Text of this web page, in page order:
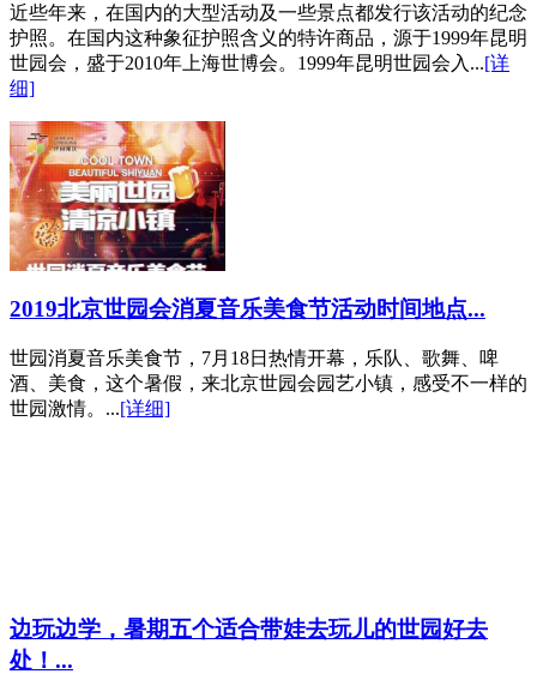
近些年来，在国内的大型活动及一些景点都发行该活动的纪念
护照。在国内这种象征护照含义的特许商品，源于1999年昆明
世园会，盛于2010年上海世博会。1999年昆明世园会入...[详
细]
2019北京世园会消夏音乐美食节活动时间地点...
世园消夏音乐美食节，7月18日热情开幕，乐队、歌舞、啤
酒、美食，这个暑假，来北京世园会园艺小镇，感受不一样的
世园激情。...[详细]
边玩边学，暑期五个适合带娃去玩儿的世园好去
处！...